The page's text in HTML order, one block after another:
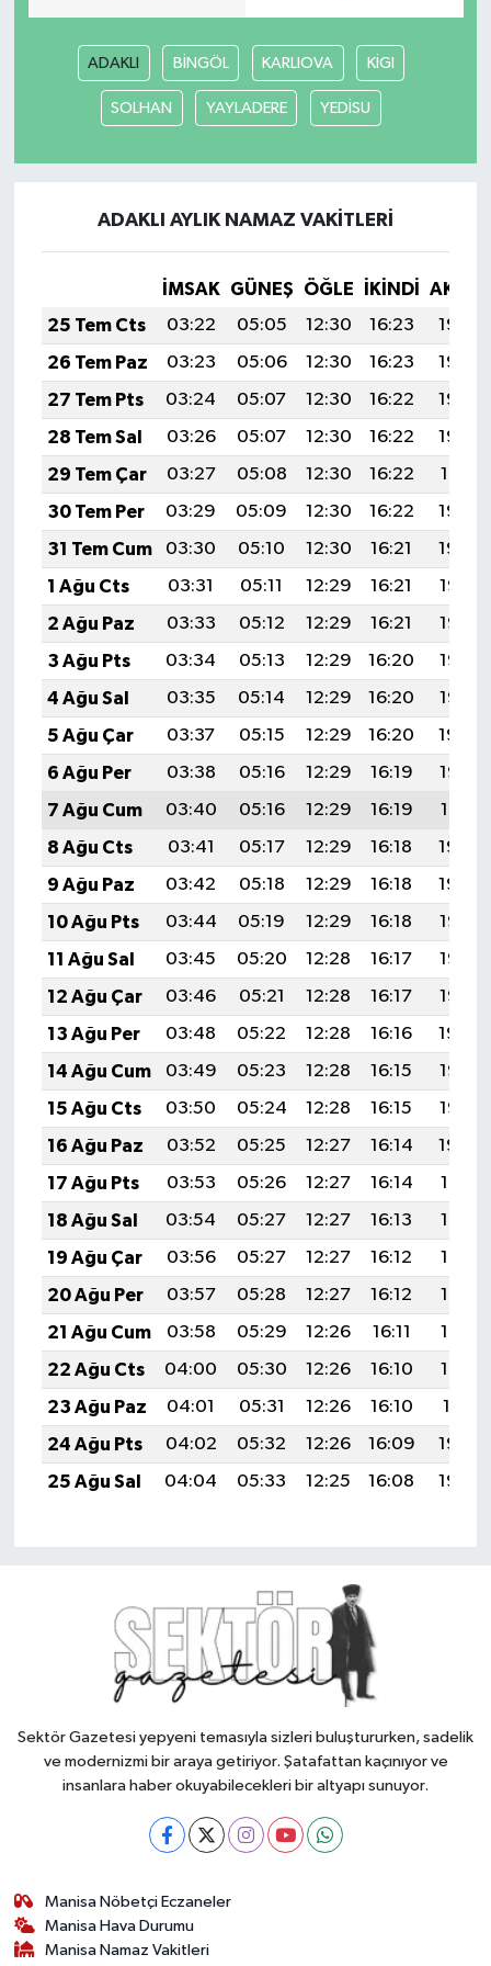
ADAKLI BİNGÖL KARLIOVA KİGI
SOLHAN YAYLADERE YEDİSU
ADAKLI AYLIK NAMAZ VAKITLERI
İMSAK GÜNEŞ ÖĞLE İKINDI
25 Tem Cts
03:22 05:05 12:30 16:23
19:44
26 Tem Paz
03:23 05:06 12:30 16:23
19:44
27 Tem Pts
03:24 05:07 12:30 16:22
19:43
28 Tem Sal
03:26 05:07 12:30 16:22
19:42
29 Tem Çar
03:27 05:08 12:30 16:22
19:41
30 Tem Per
03:29 05:09 12:30 16:22
19:40
31 Tem Cum
03:30 05:10 12:30 16:21
19:39
1 Ağu Cts
03:31 05:11 12:29 16:21
19:38
2 Ağu Paz
03:33 05:12 12:29 16:21
19:37
3 Ağu Pts
03:34 05:13 12:29 16:20
19:36
4 Ağu Sal
03:35 05:14 12:29 16:20
19:35
5 Ağu Çar
03:37 05:15 12:29 16:20
19:34
6 Ağu Per
03:38 05:16 12:29 16:19
19:33
7 Ağu Cum
03:40 05:16 12:29 16:19
19:31
8 Ağu Cts
03:41 05:17 12:29 16:18
19:30
9 Ağu Paz
03:42 05:18 12:29 16:18
19:29
10 Ağu Pts
03:44 05:19 12:29 16:18
19:28
11 Ağu Sal
03:45 05:20 12:28 16:17
19:27
12 Ağu Çar
03:46 05:21 12:28 16:17
19:25
13 Ağu Per
03:48 05:22 12:28 16:16
19:24
14 Ağu Cum
03:49 05:23 12:28 16:15
19:23
15 Ağu Cts
03:50 05:24 12:28 16:15
19:22
16 Ağu Paz
03:52 05:25 12:27 16:14
19:20
17 Ağu Pts
03:53 05:26 12:27 16:14
19:19
18 Ağu Sal
03:54 05:27 12:27 16:13
19:18
19 Ağu Çar
03:56 05:27 12:27 16:12
19:16
20 Ağu Per
03:57 05:28 12:27 16:12
19:15
21 Ağu Cum
03:58 05:29 12:26 16:11
19:13
22 Ağu Cts
04:00 05:30 12:26 16:10
19:12
23 Ağu Paz
04:01 05:31 12:26 16:10
19:11
24 Ağu Pts
04:02 05:32 12:26 16:09
19:09
25 Ağu Sal
04:04 05:33 12:25 16:08 19:08
Sektör Gazetesi yepyeni temasıyla sizleri buluştururken, sadelik
ve modernizmi bir araya getiriyor. Şatafattan kaçınıyor ve
insanlara haber okuyabilecekleri bir altyapı sunuyor.
Manisa Nöbetçi Eczaneler
Manisa Hava Durumu
Manisa Namaz Vakitleri
YUNUSEMRE
MANİSA'YI KEŞFET
TÜRKİYE'DE TREND HABERLER
ÖZEL HABER